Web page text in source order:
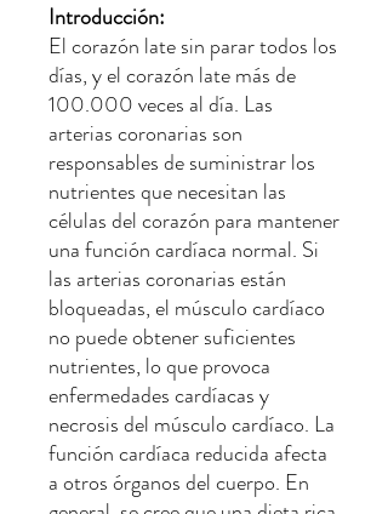
Introducción:
El corazón late sin parar todos los
días, y el corazón late más de
100.000 veces al día. Las
arterias coronarias son
responsables de suministrar los
nutrientes que necesitan las
células del corazón para mantener
una función cardíaca normal. Si
las arterias coronarias están
bloqueadas, el músculo cardíaco
no puede obtener suficientes
nutrientes, lo que provoca
enfermedades cardíacas y
necrosis del músculo cardíaco. La
función cardíaca reducida afecta
a otros órganos del cuerpo. En